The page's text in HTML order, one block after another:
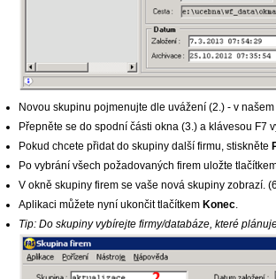
Novou skupinu pojmenujte dle uvážení (2.) - v
Přepněte se do spodní části okna (3.) a klávesou F7
Pokud chcete přidat do skupiny další firmu, stiskněte
Po vybrání všech požadovaných firem uložte
V okně skupiny firem se vaše nová skupiny zobrazí.
Aplikaci můžete nyní ukončit tlačítkem Konec.
Tip: Do skupiny vybírejte firmy/databáze, které